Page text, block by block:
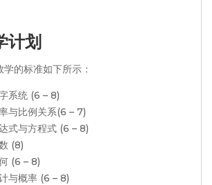
计划
学的标准如下所示：
系统 (6 – 8)
与比例关系(6 – 7)
式与方程式 (6 – 8)
(8)
(6 – 8)
与概率 (6 – 8)